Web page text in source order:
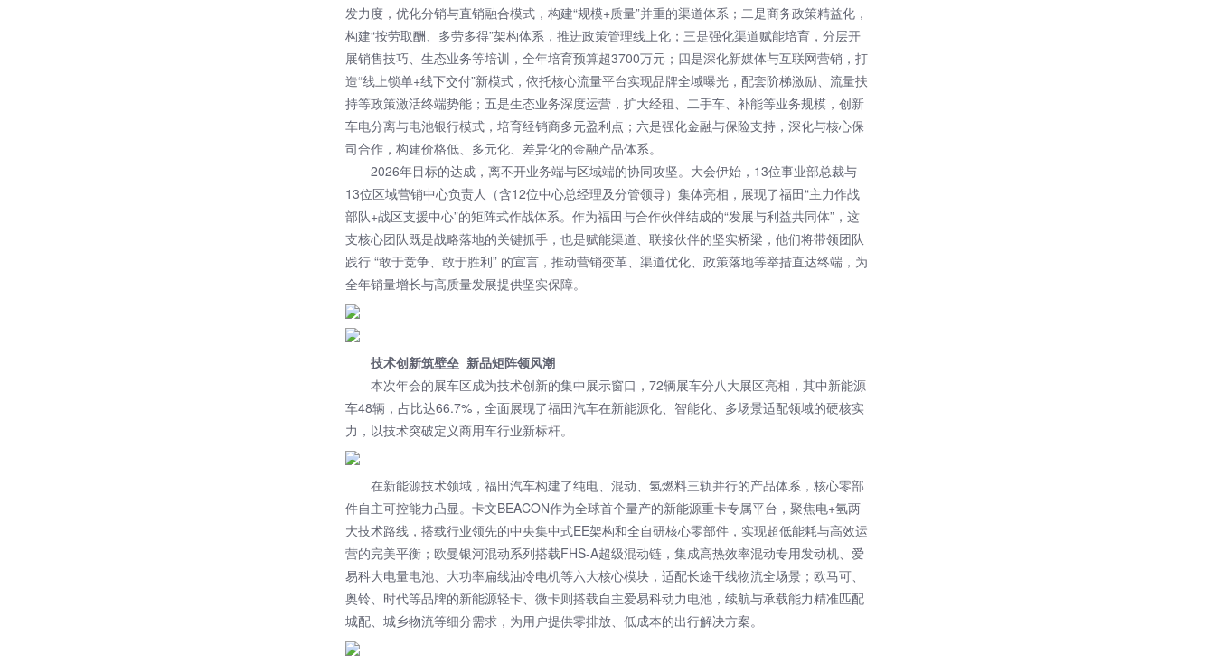
发力度，优化分销与直销融合模式，构建“规模+质量”并重的渠道体系；二是商务政策精益化，
构建“按劳取酬、多劳多得”架构体系，推进政策管理线上化；三是强化渠道赋能培育，分层开
展销售技巧、生态业务等培训，全年培育预算超3700万元；四是深化新媒体与互联网营销，打
造“线上锁单+线下交付”新模式，依托核心流量平台实现品牌全域曝光，配套阶梯激励、流量扶
持等政策激活终端势能；五是生态业务深度运营，扩大经租、二手车、补能等业务规模，创新
车电分离与电池银行模式，培育经销商多元盈利点；六是强化金融与保险支持，深化与核心保
司合作，构建价格低、多元化、差异化的金融产品体系。
2026年目标的达成，离不开业务端与区域端的协同攻坚。大会伊始，13位事业部总裁与
13位区域营销中心负责人（含12位中心总经理及分管领导）集体亮相，展现了福田“主力作战
部队+战区支援中心”的矩阵式作战体系。作为福田与合作伙伴结成的“发展与利益共同体”，这
支核心团队既是战略落地的关键抓手，也是赋能渠道、联接伙伴的坚实桥梁，他们将带领团队
践行 “敢于竞争、敢于胜利” 的宣言，推动营销变革、渠道优化、政策落地等举措直达终端，为
全年销量增长与高质量发展提供坚实保障。
技术创新筑壁垒 新品矩阵领风潮
本次年会的展车区成为技术创新的集中展示窗口，72辆展车分八大展区亮相，其中新能源
车48辆，占比达66.7%，全面展现了福田汽车在新能源化、智能化、多场景适配领域的硬核实
力，以技术突破定义商用车行业新标杆。
在新能源技术领域，福田汽车构建了纯电、混动、氢燃料三轨并行的产品体系，核心零部
件自主可控能力凸显。卡文BEACON作为全球首个量产的新能源重卡专属平台，聚焦电+氢两
大技术路线，搭载行业领先的中央集中式EE架构和全自研核心零部件，实现超低能耗与高效运
营的完美平衡；欧曼银河混动系列搭载FHS-A超级混动链，集成高热效率混动专用发动机、爱
易科大电量电池、大功率扁线油冷电机等六大核心模块，适配长途干线物流全场景；欧马可、
奥铃、时代等品牌的新能源轻卡、微卡则搭载自主爱易科动力电池，续航与承载能力精准匹配
城配、城乡物流等细分需求，为用户提供零排放、低成本的出行解决方案。